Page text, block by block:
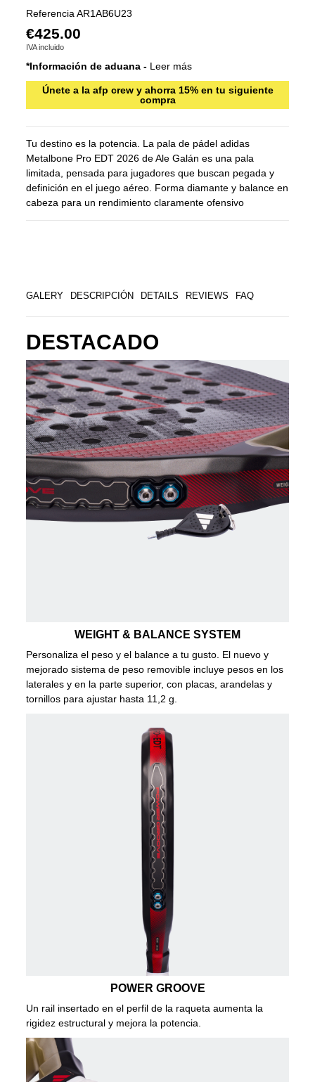
Referencia AR1AB6U23
€425.00
IVA incluido
*Información de aduana - Leer más
Únete a la afp crew y ahorra 15% en tu siguiente
compra
Tu destino es la potencia. La pala de pádel adidas
Metalbone Pro EDT 2026 de Ale Galán es una pala
limitada, pensada para jugadores que buscan pegada y
definición en el juego aéreo. Forma diamante y balance en
cabeza para un rendimiento claramente ofensivo
GALERY DESCRIPCIÓN DETAILS REVIEWS FAQ
DESTACADO
WEIGHT & BALANCE SYSTEM
Personaliza el peso y el balance a tu gusto. El nuevo y
mejorado sistema de peso removible incluye pesos en los
laterales y en la parte superior, con placas, arandelas y
tornillos para ajustar hasta 11,2 g.
POWER GROOVE
Un rail insertado en el perfil de la raqueta aumenta la
rigidez estructural y mejora la potencia.